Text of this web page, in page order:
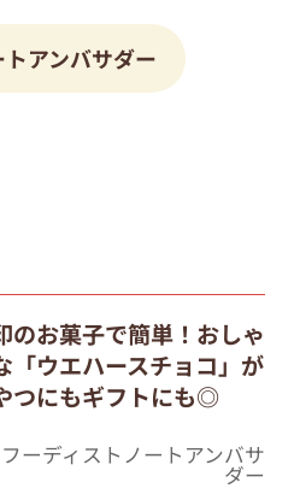
アンバサダー
のお菓子で簡単！おしゃ
「ウエハースチョコ」が
つにもギフトにも◎
フーディストノートアンバサ
ダー